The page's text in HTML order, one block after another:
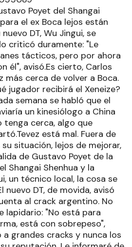
Poyet del Shangai
el ex Boca lejos están
DT, Wu Jingui, se
criticó duramente: "Le
tácticos, pero por ahora
él", avisó.Es cierto, Carlos
más cerca de volver a Boca.
jugador recibirá el Xeneize?
semana se habló que el
un kinesiólogo a China
tenga cerca, algo que
está mal. Fuera de
situación, lejos de mejorar,
de Gustavo Poyet de la
Shangai Shenhua y la
un técnico local, la cosa se
nuevo DT, de movida, avisó
al crack argentino. No
lapidario: "No está para
está con sobrepeso",
a grandes cracks y nunca los